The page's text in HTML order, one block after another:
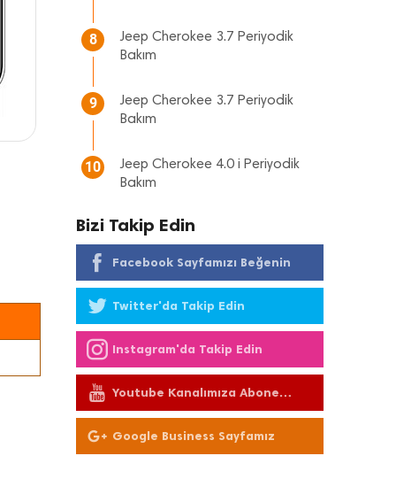
8
Jeep Cherokee 3.7 Periyodik
Bakım
9
Jeep Cherokee 3.7 Periyodik
Bakım
10
Jeep Cherokee 4.0 i Periyodik
Bakım
Bizi Takip Edin
Facebook Sayfamızı Beğenin
Twitter'da Takip Edin
Instagram'da Takip Edin
Youtube Kanalımıza Abone
Olun
Google Business Sayfamız